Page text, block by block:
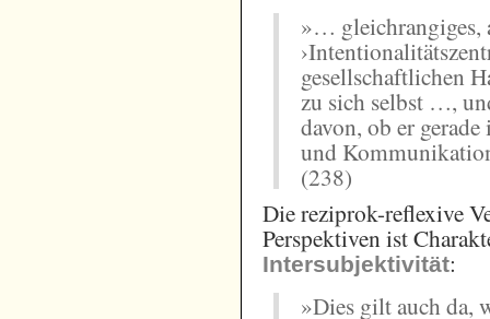
»… gleichrangiges,
gesellschaftlichen
zu sich selbst …,
davon, ob er
und
(238)
Die reziprok-reflexive
Perspektiven ist
Intersubjektivität:
»Dies gilt auch da,